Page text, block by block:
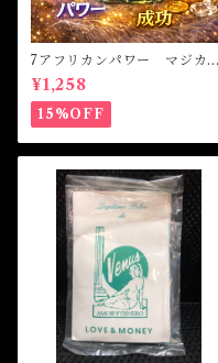
7アフリカンパワー マジカル
オイル・魔女オイル 7AFRI
CAN POWERS Magical Oil
¥1,258
15%OFF